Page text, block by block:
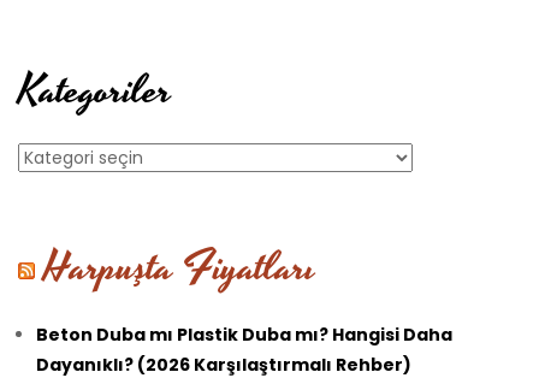
Kategoriler
Kategoriler
Harpuşta Fiyatları
Beton Duba mı Plastik Duba mı? Hangisi Daha
Dayanıklı? (2026 Karşılaştırmalı Rehber)